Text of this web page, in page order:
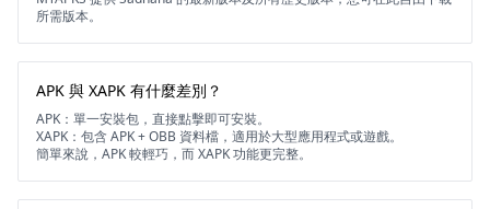
所需版本。
APK 與 XAPK 有什麼差別？
APK：單一安裝包，直接點擊即可安裝。
XAPK：包含 APK + OBB 資料檔，適用於大型應用程式或遊戲。
簡單來說，APK 較輕巧，而 XAPK 功能更完整。